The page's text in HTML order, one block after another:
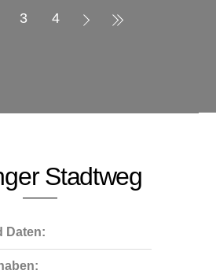
3 4
Stadtweg
Daten: